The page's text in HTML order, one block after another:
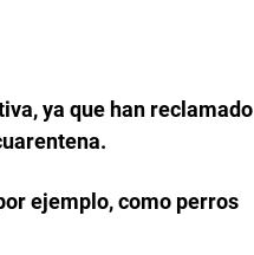
ya que han reclamado
ejemplo, como perros